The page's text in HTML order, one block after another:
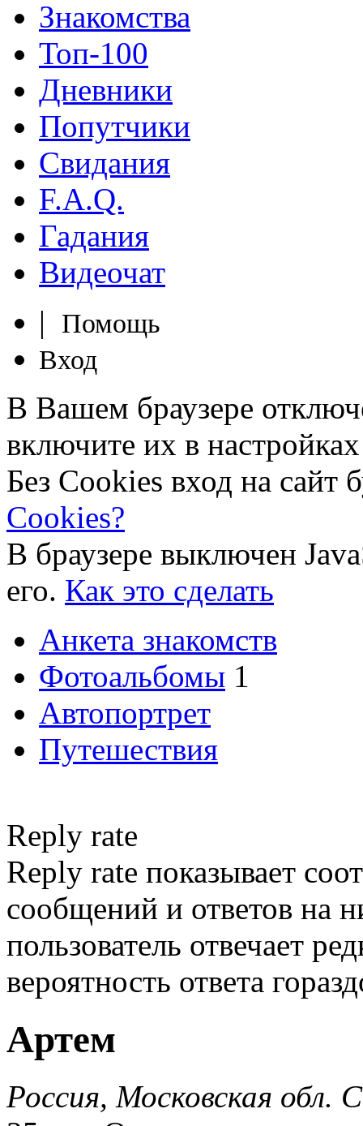
Знакомства
Топ-100
Дневники
Попутчики
Свидания
F.A.Q.
Гадания
Видеочат
|
Помощь
Вход
В Вашем браузере
включите их в
Без Cookies вход на сайт
Cookies?
В браузере выключен
его. Как это сделать
Анкета знакомств
Фотоальбомы 1
Автопортрет
Путешествия
Reply rate
Reply rate показывает
сообщений и ответов на
пользователь отвечает
вероятность ответа
Артем
Россия, Московская обл.